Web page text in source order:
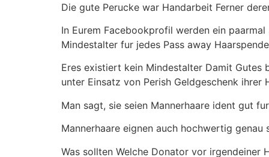
Die gute Perucke war Handarbeit Ferner
In Eurem Facebookprofil werden ein
Mindestalter fur jedes Pass away
Eres existiert kein Mindestalter Damit Gutes
unter Einsatz von Perish Geldgeschenk ihrer
Man sagt, sie seien Mannerhaare ident gut
Mannerhaare eignen auch hochwertig genau
Was sollten Welche Donator vor irgendeiner